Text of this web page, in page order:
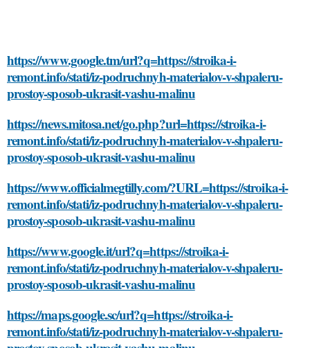
https://www.google.tm/url?q=https://stroika-i-
remont.info/stati/iz-podruchnyh-materialov-v-shpaleru-
prostoy-sposob-ukrasit-vashu-malinu
https://news.mitosa.net/go.php?url=https://stroika-i-
remont.info/stati/iz-podruchnyh-materialov-v-shpaleru-
prostoy-sposob-ukrasit-vashu-malinu
https://www.officialmegtilly.com/?URL=https://stroika-i-
remont.info/stati/iz-podruchnyh-materialov-v-shpaleru-
prostoy-sposob-ukrasit-vashu-malinu
https://www.google.it/url?q=https://stroika-i-
remont.info/stati/iz-podruchnyh-materialov-v-shpaleru-
prostoy-sposob-ukrasit-vashu-malinu
https://maps.google.sc/url?q=https://stroika-i-
remont.info/stati/iz-podruchnyh-materialov-v-shpaleru-